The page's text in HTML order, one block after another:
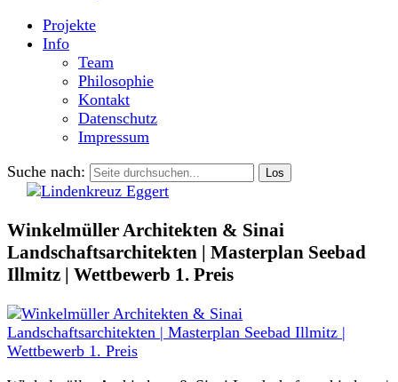
Projekte
Info
Team
Philosophie
Kontakt
Datenschutz
Impressum
Suche nach:
Winkelmüller Architekten & Sinai
Landschaftsarchitekten | Masterplan Seebad
Illmitz | Wettbewerb 1. Preis